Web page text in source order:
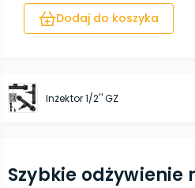
Dodaj do koszyka
Inżektor 1/2'' GZ
Szybkie odżywienie